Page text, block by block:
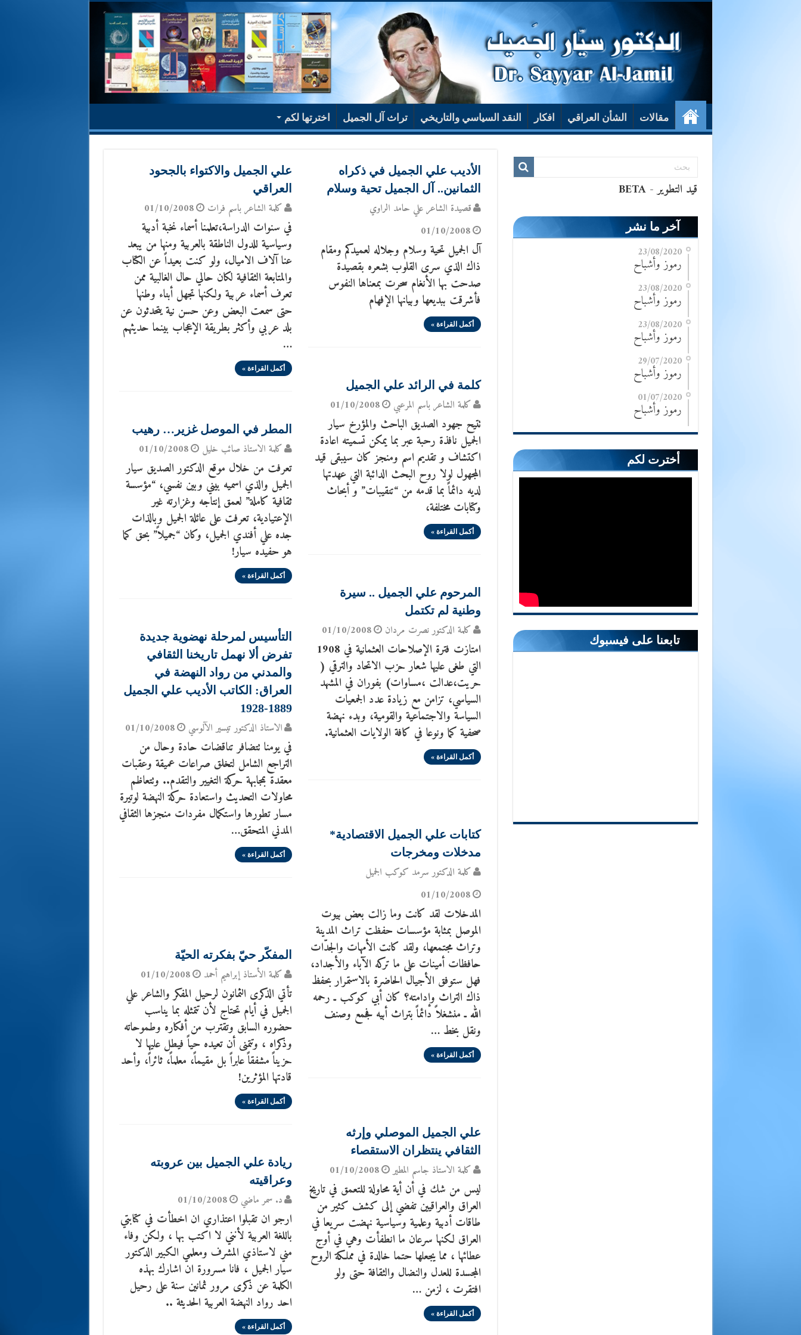
مقالات الشأن العراقي افكار النقد السياسي والتاريخي تراث آل الجميل اخترتها لكم
الأديب علي الجميل في ذكراه
الثمانين.. آل الجميل تحية وسلام
قصيدة الشاعر علي حامد الراوي
01/10/2008
آل الجميل تحية وسلام وجلاله لعميدكم ومقام
ذاك الذي سرى القلوب بشعره بقصيدة
صدحت بها الأنغام سحرت بمعناها النفوس
فأشرقت ببديعها وبيانها الإفهام
أكمل القراءة »
علي الجميل والاكتواء بالجحود
العراقي
كلمة الشاعر باسم فرات 01/10/2008
في سنوات الدراسة،تعلمنا أسماء نخبة أدبية
وسياسية للدول الناطقة بالعربية ومنها من يبعد
عنا آلاف الاميال، ولو كنت بعيداً عن الكتاب
والمتابعة الثقافية لكان حالي حال الغالبية ممن
تعرف أسماء عربية ولكنها تجهل أبناء وطنها
حتى سمعت البعض وعن حسن نية يتحدثون عن
بلد عربي وأكثر بطريقة الإعجاب بينما حديثهم
…
أكمل القراءة »
كلمة في الرائد علي الجميل
كلمة الشاعر باسم المرعبي 01/10/2008
تتيح جهود الصديق الباحث والمؤرخ سيار
الجميل نافذة رحبة عبر بما يمكن تسميته اعادة
اكتشاف و تقديم اسم ومنجز كان سيبقى قيد
المجهول لولا روح البحث الدائبة التي عهدتها
لديه دائماً بما قدمه من “تنقيبات” و أبحاث
وكتابات مختلفة،
أكمل القراءة »
المطر في الموصل غزير… رهيب
كلمة الاستاذ صائب خليل 01/10/2008
تعرفت من خلال موقع الدكتور الصديق سيار
الجميل والذي اسميه بيني وبين نفسي، “مؤسسة
ثقافية كاملة” لعمق إنتاجه وغزارته غير
الإعتيادية، تعرفت على عائلة الجميل وبالذات
جده علي أفندي الجميل، وكان “جميلاً” بحق كما
هو حفيده سيار!
أكمل القراءة »
المرحوم علي الجميل .. سيرة
وطنية لم تكتمل
كلمة الدكتور نصرت مردان 01/10/2008
امتازت فترة الإصلاحات العثمانية في 1908
التي طغى عليها شعار حزب الاتحاد والترقي (
حريت،عدالت ،مساوات) بفوران في المشهد
السياسي، تزامن مع زيادة عدد الجمعيات
السياسة والاجتماعية والقومية، وبدء نهضة
صحفية كما ونوعا في كافة الولايات العثمانية.
أكمل القراءة »
التأسيس لمرحلة نهضوية جديدة
تفرض ألا نهمل تاريخنا الثقافي
والمدني من رواد النهضة في
العراق: الكاتب الأديب علي الجميل
1889-1928
الاستاذ الدكتور تيسير الآلوسي 01/10/2008
في يومنا تتضافر تناقضات حادة وحال من
التراجع الشامل لتخلق صراعات عميقة وعقبات
معقدة بمجابهة حركة التغيير والتقدم.. وتتعاظم
محاولات التحديث واستعادة حركة النهضة لوتيرة
مسار تطورها واستكمال مفردات منجزها الثقافي
المدني المتحقق…
أكمل القراءة »
كتابات علي الجميل الاقتصادية*
مدخلات ومخرجات
كلمة الدكتور سرمد كوكب الجميل
01/10/2008
المدخلات لقد كانت وما زالت بعض بيوت
الموصل بمثابة مؤسسات حفظت تراث المدينة
وتراث مجتمعها، ولقد كانت الأمهات والجدّات
حافظات أمينات على ما تركه الآباء والأجداد،
فهل ستوفق الأجيال الحاضرة بالاستمرار بحفظ
ذاك التراث وإدامته؟ كان أبي كوكب ـ رحمه
الله ـ منشغلاً دائماً بتراث أبيه فجمع وصنف
ونقل بخط …
أكمل القراءة »
المفكّر حيّ بفكرته الحيّة
كلمة الأستاذ إبراهيم أحمد 01/10/2008
تأتي الذكرى الثمانون لرحيل المفكر والشاعر علي
الجميل في أيام تحتاج لأن تتمثله بما يناسب
حضوره السابق وتقترب من أفكاره وطموحاته
وذكراه ، وتتمنى أن تعيده حياً فيطل عليها لا
حزيناً مشفقاً عابراً بل مقيماً، معلماً، ثائراً، وأحد
قادتها المؤثرين!
أكمل القراءة »
علي الجميل الموصلي وإرثه
الثقافي ينتظران الاستقصاء
كلمة الاستاذ جاسم المطير 01/10/2008
ليس من شك في أن أية محاولة للتعمق في تاريخ
العراق والعراقيين تفضي إلى كشف كثير من
طاقات أدبية وعلمية وسياسية نهضت سريعا في
العراق لكنها سرعان ما انطفأت وهي في أوج
عطائها ، مما يجعلها حتما خالدة في مملكة الروح
المجسدة للعدل والنضال والثقافة حتى ولو
افتقرت ، لزمن …
أكمل القراءة »
ريادة علي الجميل بين عروبته
وعراقيته
د. سمر ماضي 01/10/2008
ارجو ان تقبلوا اعتذاري ان اخطأت في كتابتي
باللغة العربية لأنني لا اكتب بها ، ولكن وفاء
مني لاستاذي المشرف ومعلمي الكبير الدكتور
سيار الجميل ، فانا مسرورة ان اشارك بهذه
الكلمة عن ذكرى مرور ثمانين سنة على رحيل
احد رواد النهضة العربية الحديثة ..
أكمل القراءة »
آخر ما نشر
23/08/2020
رموز وأشباح
23/08/2020
رموز وأشباح
23/08/2020
رموز وأشباح
29/07/2020
رموز وأشباح
01/07/2020
رموز وأشباح
أخترت لكم
تابعنا على فيسبوك